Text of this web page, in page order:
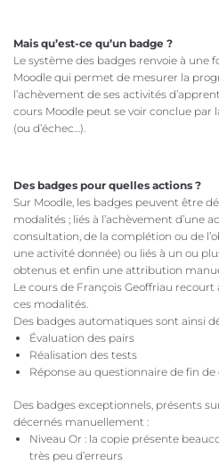
Mais qu’est-ce qu’un badge ?
Le système des badges renvoie à une
Moodle qui permet de mesurer la
l’achèvement de ses activités
cours Moodle peut se voir conclue par
(ou d’échec…).
Des badges pour quelles actions ?
Sur Moodle, les badges peuvent être
modalités ; liés à l’achèvement d’une
consultation, de la complétion ou de
une activité donnée) ou liés à un ou
obtenus et enfin une attribution
Le cours de François Geoffriau
ces modalités.
Des badges automatiques sont ainsi
Évaluation des pairs
Réalisation des tests
Réponse au questionnaire de fin de
Des badges exceptionnels, présents
décernés manuellement :
Niveau Or : la copie présente
très peu d’erreurs